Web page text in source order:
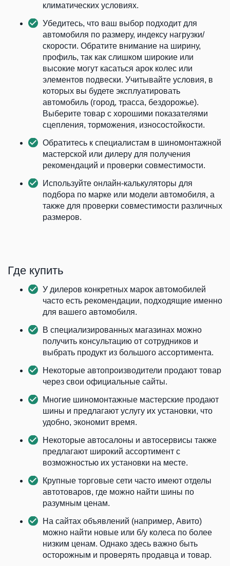
климатических условиях.
Убедитесь, что ваш выбор подходит для
автомобиля по размеру, индексу нагрузки/
скорости. Обратите внимание на ширину,
профиль, так как слишком широкие или
высокие могут касаться арок колес или
элементов подвески. Учитывайте условия, в
которых вы будете эксплуатировать
автомобиль (город, трасса, бездорожье).
Выберите товар с хорошими показателями
сцепления, торможения, износостойкости.
Обратитесь к специалистам в шиномонтажной
мастерской или дилеру для получения
рекомендаций и проверки совместимости.
Используйте онлайн-калькуляторы для
подбора по марке или модели автомобиля, а
также для проверки совместимости различных
размеров.
Где купить
У дилеров конкретных марок автомобилей
часто есть рекомендации, подходящие именно
для вашего автомобиля.
В специализированных магазинах можно
получить консультацию от сотрудников и
выбрать продукт из большого ассортимента.
Некоторые автопроизводители продают товар
через свои официальные сайты.
Многие шиномонтажные мастерские продают
шины и предлагают услугу их установки, что
удобно, экономит время.
Некоторые автосалоны и автосервисы также
предлагают широкий ассортимент с
возможностью их установки на месте.
Крупные торговые сети часто имеют отделы
автотоваров, где можно найти шины по
разумным ценам.
На сайтах объявлений (например, Авито)
можно найти новые или б/у колеса по более
низким ценам. Однако здесь важно быть
осторожным и проверять продавца и товар.